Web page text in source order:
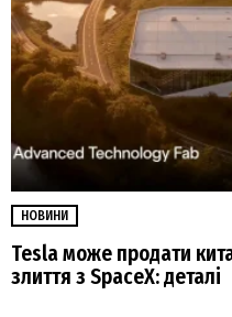
НОВИНИ
Tesla може продати
злиття з SpaceX: деталі